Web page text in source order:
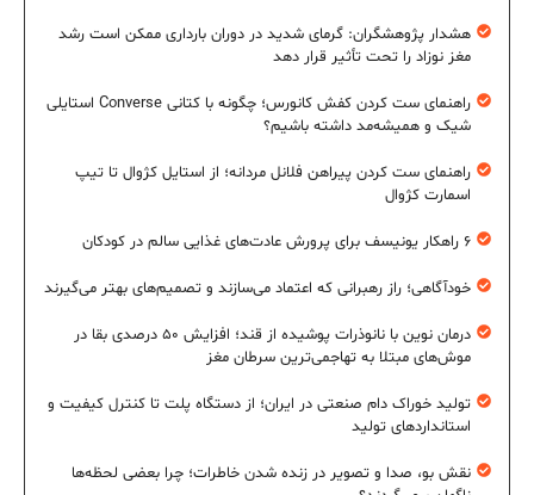
هشدار پژوهشگران: گرمای شدید در دوران بارداری ممکن است رشد
مغز نوزاد را تحت تأثیر قرار دهد
راهنمای ست کردن کفش کانورس؛ چگونه با کتانی Converse استایلی
شیک و همیشه‌مد داشته باشیم؟
راهنمای ست کردن پیراهن فلانل مردانه؛ از استایل کژوال تا تیپ
اسمارت کژوال
۶ راهکار یونیسف برای پرورش عادت‌های غذایی سالم در کودکان
خودآگاهی؛ راز رهبرانی که اعتماد می‌سازند و تصمیم‌های بهتر می‌گیرند
درمان نوین با نانوذرات پوشیده از قند؛ افزایش ۵۰ درصدی بقا در
موش‌های مبتلا به تهاجمی‌ترین سرطان مغز
تولید خوراک دام صنعتی در ایران؛ از دستگاه پلت تا کنترل کیفیت و
استانداردهای تولید
نقش بو، صدا و تصویر در زنده شدن خاطرات؛ چرا بعضی لحظه‌ها